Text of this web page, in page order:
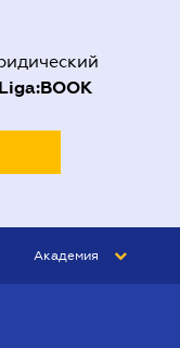
Liga:BOOK
Академия